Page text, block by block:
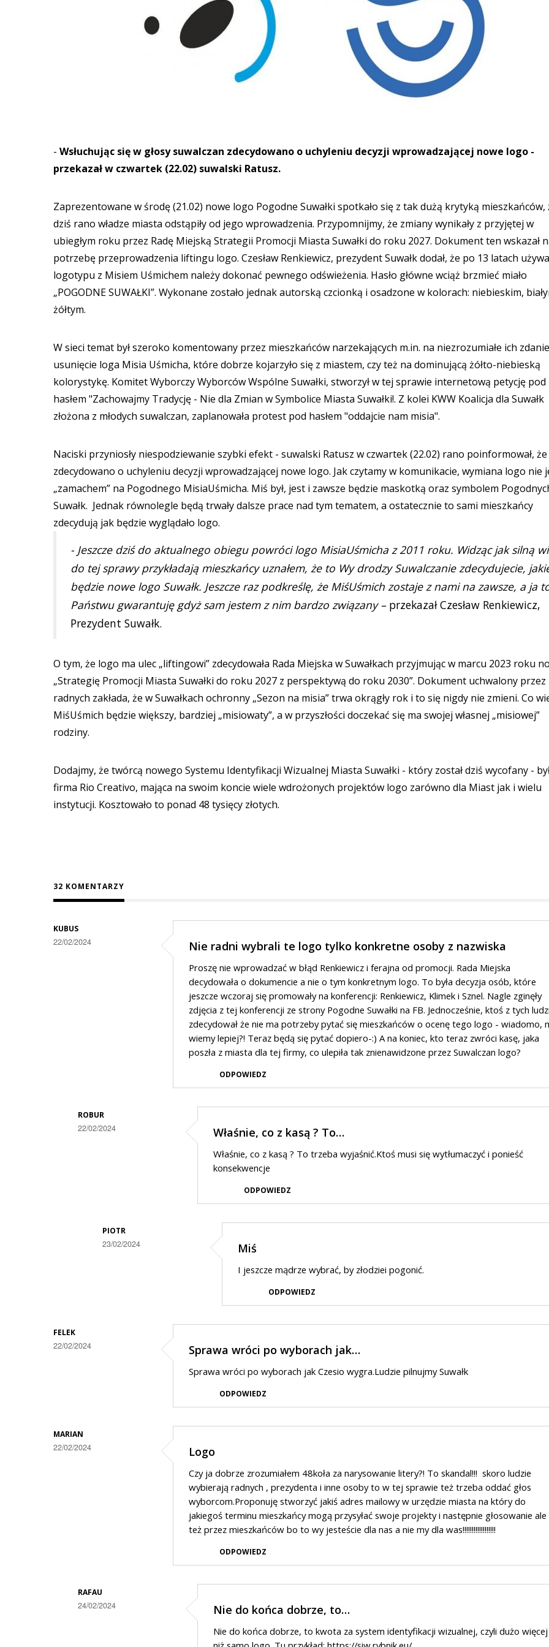
- Wsłuchując się w głosy suwalczan zdecydowano o uchyleniu decyzji wprowadzającej nowe logo -
przekazał w czwartek (22.02) suwalski Ratusz.
Zaprezentowane w środę (21.02) nowe logo Pogodne Suwałki spotkało się z tak dużą krytyką mieszkańców,
dziś rano władze miasta odstąpiły od jego wprowadzenia. Przypomnijmy, że zmiany wynikały z przyjętej w
ubiegłym roku przez Radę Miejską Strategii Promocji Miasta Suwałki do roku 2027. Dokument ten wskazał
potrzebę przeprowadzenia liftingu logo. Czesław Renkiewicz, prezydent Suwałk dodał, że po 13 latach
logotypu z Misiem Uśmichem należy dokonać pewnego odświeżenia. Hasło główne wciąż brzmieć miało
„POGODNE SUWAŁKI”. Wykonane zostało jednak autorską czcionką i osadzone w kolorach: niebieskim,
żółtym.
W sieci temat był szeroko komentowany przez mieszkańców narzekających m.in. na niezrozumiałe ich
usunięcie loga Misia Uśmicha, które dobrze kojarzyło się z miastem, czy też na dominującą żółto-niebieską
kolorystykę. Komitet Wyborczy Wyborców Wspólne Suwałki, stworzył w tej sprawie internetową petycję pod
hasłem "Zachowajmy Tradycję - Nie dla Zmian w Symbolice Miasta Suwałki!. Z kolei KWW Koalicja dla Suwałk
złożona z młodych suwalczan, zaplanowała protest pod hasłem "oddajcie nam misia".
Naciski przyniosły niespodziewanie szybki efekt - suwalski Ratusz w czwartek (22.02) rano poinformował, że
zdecydowano o uchyleniu decyzji wprowadzającej nowe logo. Jak czytamy w komunikacie, wymiana logo nie
„zamachem” na Pogodnego MisiaUśmicha. Miś był, jest i zawsze będzie maskotką oraz symbolem
Suwałk. Jednak równolegle będą trwały dalsze prace nad tym tematem, a ostatecznie to sami mieszkańcy
zdecydują jak będzie wyglądało logo.
- Jeszcze dziś do aktualnego obiegu powróci logo MisiaUśmicha z 2011 roku. Widząc jak silną
do tej sprawy przykładają mieszkańcy uznałem, że to Wy drodzy Suwalczanie zdecydujecie,
będzie nowe logo Suwałk. Jeszcze raz podkreślę, że MiśUśmich zostaje z nami na zawsze, a ja
Państwu gwarantuję gdyż sam jestem z nim bardzo związany –przekazał Czesław Renkiewicz,
Prezydent Suwałk.
O tym, że logo ma ulec „liftingowi” zdecydowała Rada Miejska w Suwałkach przyjmując w marcu 2023 roku
„Strategię Promocji Miasta Suwałki do roku 2027 z perspektywą do roku 2030”. Dokument uchwalony przez
radnych zakłada, że w Suwałkach ochronny „Sezon na misia” trwa okrągły rok i to się nigdy nie zmieni. Co
MiśUśmich będzie większy, bardziej „misiowaty”, a w przyszłości doczekać się ma swojej własnej „misiowej”
rodziny.
Dodajmy, że twórcą nowego Systemu Identyfikacji Wizualnej Miasta Suwałki - który został dziś wycofany -
firma Rio Creativo, mająca na swoim koncie wiele wdrożonych projektów logo zarówno dla Miast jak i wielu
instytucji. Kosztowało to ponad 48 tysięcy złotych.
32 KOMENTARZY
KUBUS
22/02/2024 Nie radni wybrali te logo tylko konkretne osoby z nazwiska
Proszę nie wprowadzać w błąd Renkiewicz i ferajna od promocji. Rada Miejska
decydowała o dokumencie a nie o tym konkretnym logo. To była decyzja osób, które
jeszcze wczoraj się promowały na konferencji: Renkiewicz, Klimek i Sznel. Nagle zginęły
zdjęcia z tej konferencji ze strony Pogodne Suwałki na FB. Jednocześnie, ktoś z tych
zdecydował że nie ma potrzeby pytać się mieszkańców o ocenę tego logo - wiadomo,
wiemy lepiej?! Teraz będą się pytać dopiero-:) A na koniec, kto teraz zwróci kasę, jaka
poszła z miasta dla tej firmy, co ulepiła tak znienawidzone przez Suwalczan logo?
ODPOWIEDZ
ROBUR
22/02/2024
tylko
Właśnie, co z kasą ? To…
Właśnie, co z kasą ? To trzeba wyjaśnić.Ktoś musi się wytłumaczyć i ponieść
konsekwencje
ODPOWIEDZ
PIOTR
23/02/2024 Miś
I jeszcze mądrze wybrać, by złodziei pogonić.
ODPOWIEDZ
FELEK
22/02/2024 Sprawa wróci po wyborach jak…
Sprawa wróci po wyborach jak Czesio wygra.Ludzie pilnujmy Suwałk
ODPOWIEDZ
MARIAN
22/02/2024 Logo
Czy ja dobrze zrozumiałem 48koła za narysowanie litery?! To skandal!!! skoro ludzie
wybierają radnych , prezydenta i inne osoby to w tej sprawie też trzeba oddać głos
wyborcom.Proponuję stworzyć jakiś adres mailowy w urzędzie miasta na który do
jakiegoś terminu mieszkańcy mogą przysyłać swoje projekty i następnie głosowanie ale
też przez mieszkańców bo to wy jesteście dla nas a nie my dla was!!!!!!!!!!!!!!!!!!
ODPOWIEDZ
RAFAU
24/02/2024 Nie do końca dobrze, to…
Nie do końca dobrze, to kwota za system identyfikacji wizualnej, czyli dużo więcej